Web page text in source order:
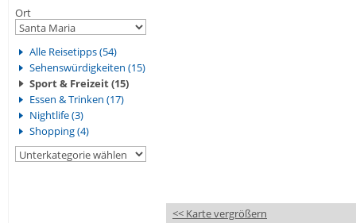
Ort
Alle Reisetipps (54)
Sehenswürdigkeiten (15)
Sport & Freizeit (15)
Essen & Trinken (17)
Nightlife (3)
Shopping (4)
<< Karte vergrößern